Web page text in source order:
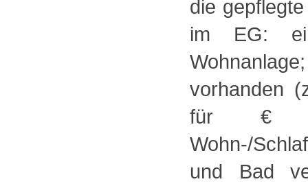
die
im EG:
vorhanden
für €
Wohn-/
und Bad